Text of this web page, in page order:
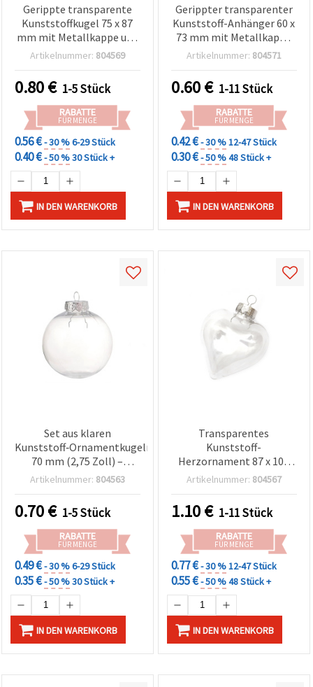
Gerippte transparente
Kunststoffkugel 75 x 87
mm mit Metallkappe und
Halter, zum Basteln und
Artikelnummer: 804569
0.80€ 1-5 Stück
RABATTE
FÜR MENGE
0.56 €- 30 %6-29 Stück
0.40 €- 50 %30 Stück +
IN DEN WARENKORB
Gerippter transparenter
Kunststoff-Anhänger 60 x
73 mm mit Metallkappe
und Aufhänger für
Schmuckherstellung
Artikelnummer: 804571
0.60€ 1-11 Stück
RABATTE
FÜR MENGE
0.42 €- 30 %12-47 Stück
0.30 €- 50 %48 Stück +
IN DEN WARENKORB
Set aus klaren
Kunststoff‑Ornamentkugeln,
70 mm (2,75 Zoll) –
bruchsichere,
silberfarbener
Metallkappe &
Aufhängöse – Blanko DIY
Christbaumkugeln zum
Basteln und für
Weihnachtsdeko
Artikelnummer: 804563
0.70€ 1-5 Stück
RABATTE
FÜR MENGE
0.49 €- 30 %6-29 Stück
0.35 €- 50 %30 Stück +
IN DEN WARENKORB
Transparentes
Kunststoff-
Herzornament 87 x 100
mm mit Metallkappe und
Artikelnummer: 804567
1.10€ 1-11 Stück
RABATTE
FÜR MENGE
0.77 €- 30 %12-47 Stück
0.55 €- 50 %48 Stück +
IN DEN WARENKORB